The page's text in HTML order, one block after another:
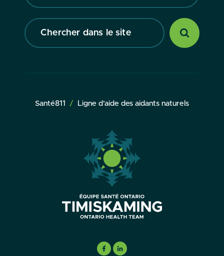
Chercher
dans
le
Santé811 Ligne d’aide des aidants naturels